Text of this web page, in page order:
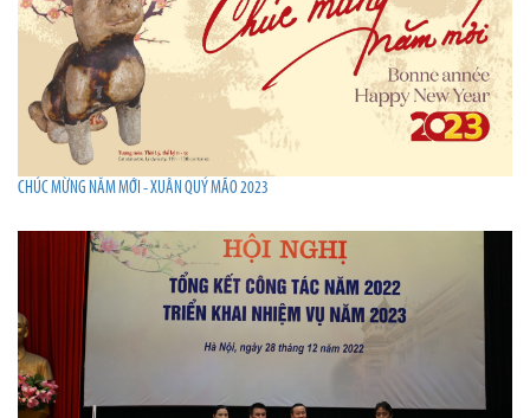
CHÚC MỪNG NĂM MỚI - XUÂN QUÝ MÃO 2023